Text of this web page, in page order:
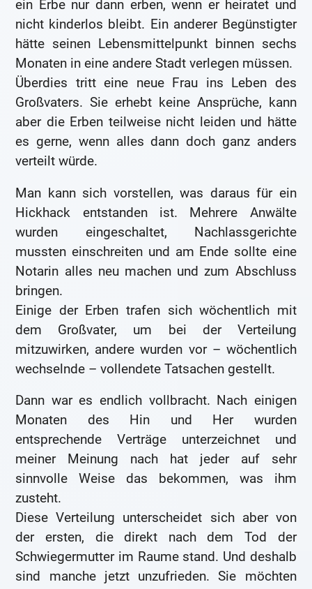
ein Erbe nur dann erben, wenn er heiratet und
nicht kinderlos bleibt. Ein anderer Begünstigter
hätte seinen Lebensmittelpunkt binnen sechs
Monaten in eine andere Stadt verlegen müssen.
Überdies tritt eine neue Frau ins Leben des
Großvaters. Sie erhebt keine Ansprüche, kann
aber die Erben teilweise nicht leiden und hätte
es gerne, wenn alles dann doch ganz anders
verteilt würde.
Man kann sich vorstellen, was daraus für ein
Hickhack entstanden ist. Mehrere Anwälte
wurden eingeschaltet, Nachlassgerichte
mussten einschreiten und am Ende sollte eine
Notarin alles neu machen und zum Abschluss
bringen.
Einige der Erben trafen sich wöchentlich mit
dem Großvater, um bei der Verteilung
mitzuwirken, andere wurden vor – wöchentlich
wechselnde – vollendete Tatsachen gestellt.
Dann war es endlich vollbracht. Nach einigen
Monaten des Hin und Her wurden
entsprechende Verträge unterzeichnet und
meiner Meinung nach hat jeder auf sehr
sinnvolle Weise das bekommen, was ihm
zusteht.
Diese Verteilung unterscheidet sich aber von
der ersten, die direkt nach dem Tod der
Schwiegermutter im Raume stand. Und deshalb
sind manche jetzt unzufrieden. Sie möchten